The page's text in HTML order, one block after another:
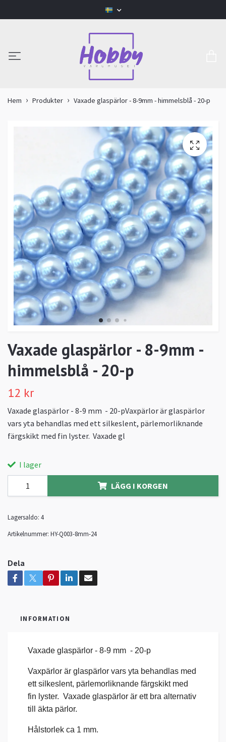
Hem Produkter Vaxade glaspärlor - 8-9mm - himmelsblå - 20-p
Vaxade glaspärlor - 8-9mm -
himmelsblå - 20-p
12 kr
Vaxade glaspärlor - 8-9 mm - 20-pVaxpärlor är glaspärlor
vars yta behandlas med ett silkeslent, pärlemorliknande
färgskikt med fin lyster. Vaxade gl
I lager
LÄGG I KORGEN
Lagersaldo: 4
Artikelnummer: HY-Q003-8mm-24
Dela
INFORMATION
Vaxade glaspärlor - 8-9 mm - 20-p
Vaxpärlor är glaspärlor vars yta behandlas med
ett silkeslent, pärlemorliknande färgskikt med
fin lyster. Vaxade glaspärlor är ett bra alternativ
till äkta pärlor.
Hålstorlek ca 1 mm.